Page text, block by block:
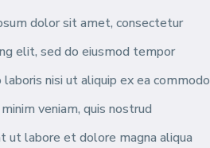
dolor sit amet, consectetur
elit, sed do eiusmod tempor
nisi ut aliquip ex ea commodo
veniam, quis nostrud
ut labore et dolore magna aliqua